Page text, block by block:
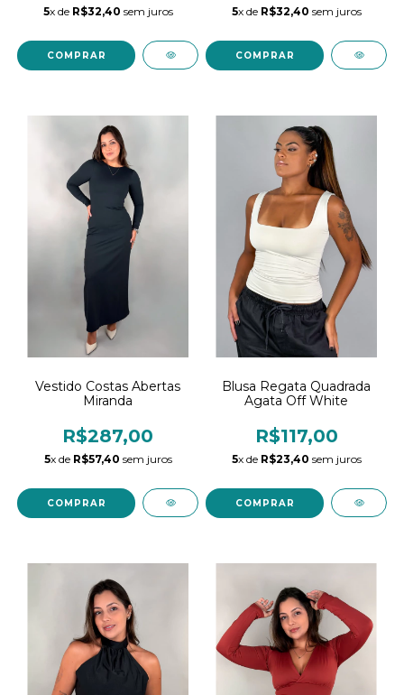
5x de R$32,40 sem juros
COMPRAR
5x de R$32,40 sem juros
COMPRAR
Vestido Costas Abertas
Miranda
R$287,00
5x de R$57,40 sem juros
COMPRAR
Blusa Regata Quadrada
Agata Off White
R$117,00
5x de R$23,40 sem juros
COMPRAR